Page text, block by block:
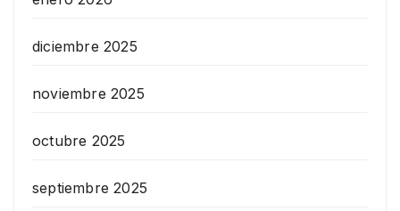
diciembre 2025
noviembre 2025
octubre 2025
septiembre 2025